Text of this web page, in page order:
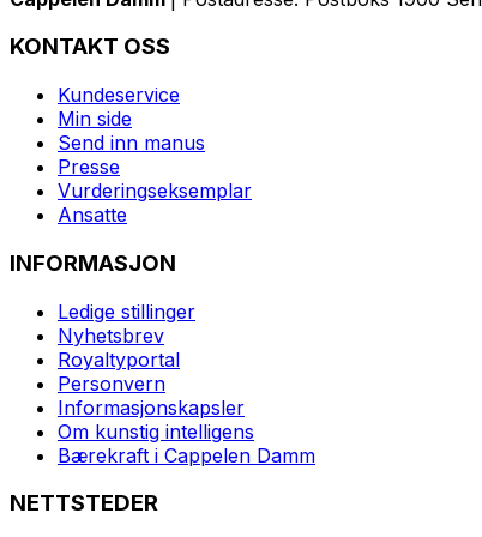
KONTAKT OSS
Kundeservice
Min side
Send inn manus
Presse
Vurderingseksemplar
Ansatte
INFORMASJON
Ledige stillinger
Nyhetsbrev
Royaltyportal
Personvern
Informasjonskapsler
Om kunstig intelligens
Bærekraft i Cappelen Damm
NETTSTEDER